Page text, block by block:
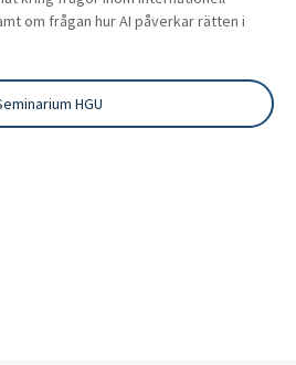
om frågan hur AI påverkar rätten i
HGU